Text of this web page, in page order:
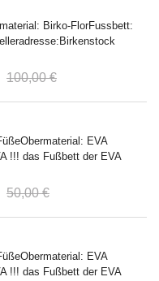
Birko-FlorFussbett:
100,00 €
EVA
!!! das Fußbett der EVA
50,00 €
EVA
!!! das Fußbett der EVA